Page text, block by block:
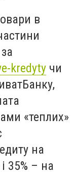
в
kredyty чи
«теплих»
на
35% – на